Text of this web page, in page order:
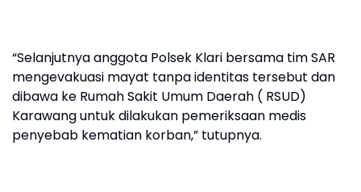
“Selanjutnya anggota Polsek Klari bersama tim SAR
mengevakuasi mayat tanpa identitas tersebut dan
dibawa ke Rumah Sakit Umum Daerah ( RSUD)
Karawang untuk dilakukan pemeriksaan medis
penyebab kematian korban,” tutupnya.